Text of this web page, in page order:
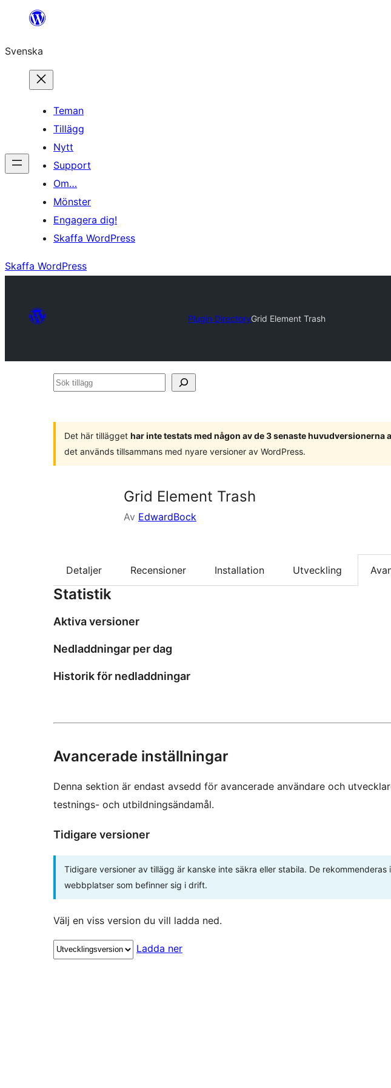
Hoppa
innehåll
Svenska
Teman
Tillägg
Nytt
Support
Om…
Mönster
Engagera dig!
Skaffa WordPress
Skaffa WordPress
Plugin DirectoryGrid Element Trash
Sök
Det här tillägget har inte testats med någon av de 3 senaste huvudversionerna
det används tillsammans med nyare versioner av WordPress.
Grid Element Trash
Av EdwardBock
Detaljer Recensioner Installation Utveckling
Statistik
Aktiva versioner
Nedladdningar per dag
Historik för nedladdningar
Avancerade inställningar
Denna sektion är endast avsedd för avancerade användare och
testnings- och utbildningsändamål.
Tidigare versioner
Tidigare versioner av tillägg är kanske inte säkra eller stabila. De
webbplatser som befinner sig i drift.
Välj en viss version du vill ladda ned.
Ladda ner